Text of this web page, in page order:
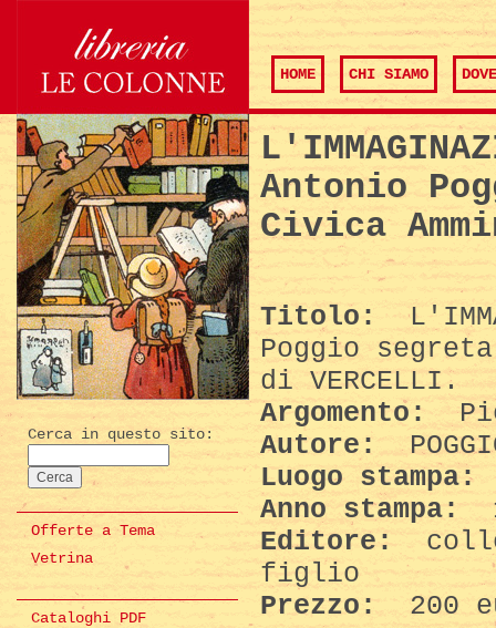
HOME CHI SIAMO
Cerca in questo sito:
Offerte a Tema
Vetrina
Cataloghi PDF
Antonio
Civica
Titolo:
Poggio
di VERCELLI.
Argomento:
Autore:
Luogo stampa:
Anno stampa:
Editore:
figlio
Prezzo:
200